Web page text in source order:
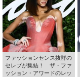
ファッションセンス抜群の
セレブが集結！ ザ・ファ
ッション・アワードのレッ